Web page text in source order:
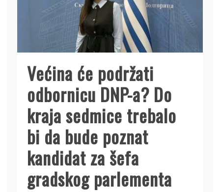
Većina će podržati
odbornicu DNP-a? Do
kraja sedmice trebalo
bi da bude poznat
kandidat za šefa
gradskog parlementa